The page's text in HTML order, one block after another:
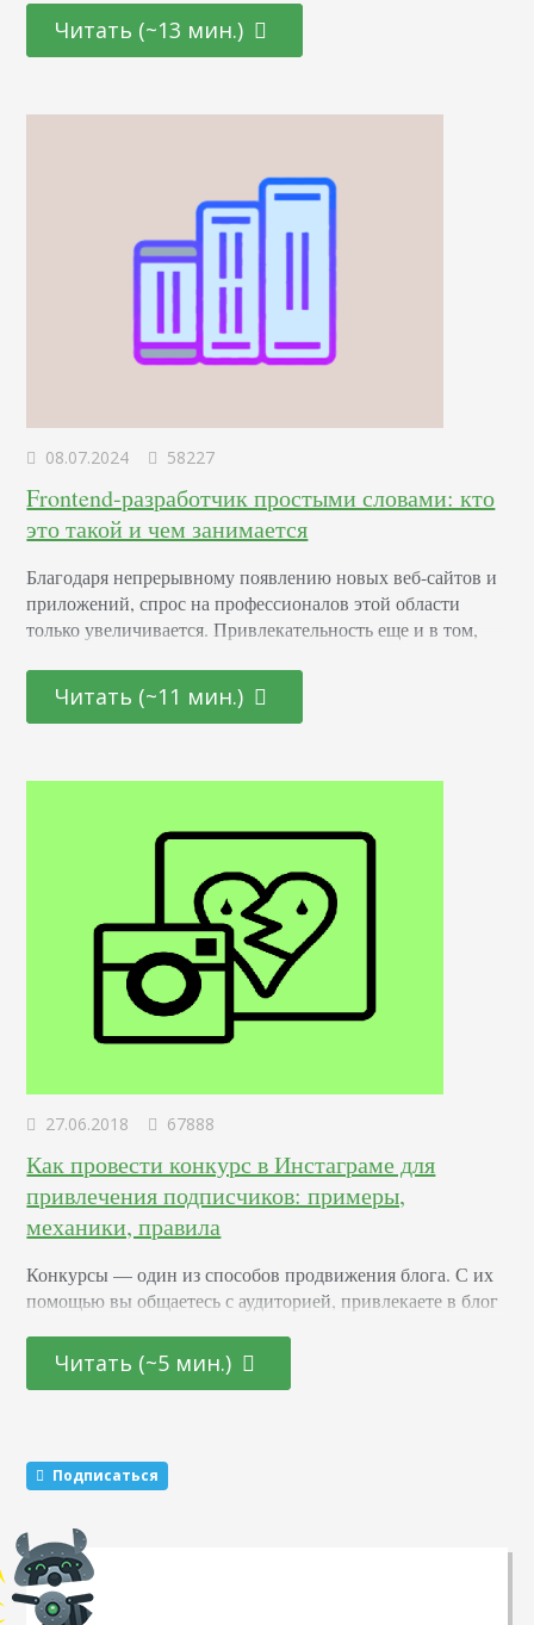
последних достижениях в области психологии и
нейронаук. От подбора цветовой палитры до создания
человеческого сознания для повышения интереса и
Читать (~13 мин.)
08.07.2024 58227
Frontend-разработчик простыми словами: кто
это такой и чем занимается
Благодаря непрерывному появлению новых веб-сайтов и
приложений, спрос на профессионалов этой области
только увеличивается. Привлекательность еще и в том,
специалистов, так и для тех, кто находится на стадии
переосмысления карьерного пути и готов начать все с
интерфейсов для сайтов и приложений. Он…
Читать (~11 мин.)
27.06.2018 67888
Как провести конкурс в Инстаграме для
привлечения подписчиков: примеры,
механики, правила
Конкурсы –– один из способов продвижения блога. С их
помощью вы общаетесь с аудиторией, привлекаете в блог
что вы обещаете участникам подарок за то, что они тем
или иным образом расскажут о вас другим пользователям.
механики, которые маркетологи советуют чередовать…
Читать (~5 мин.)
Подписаться